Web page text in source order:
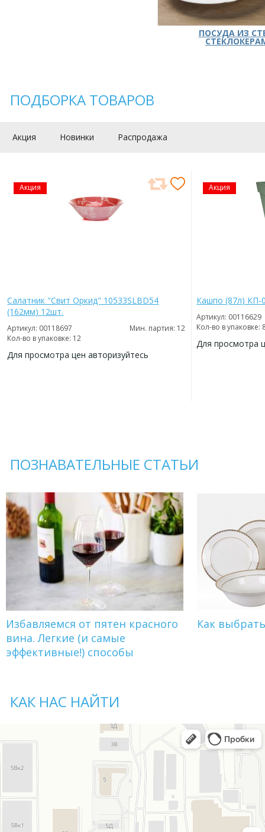
ПОСУДА ИЗ
ПОДБОРКА ТОВАРОВ
Акция Новинки Распродажа
Акция
Салатник "Свит Оркид" 10533SLBD54
(162мм) 12шт.
Артикул: 00118697
Мин. партия: 12
Кол-во в упаковке: 12
Для просмотра цен авторизуйтесь
Акция
Кашпо (87л) КП-
Артикул: 00116629
Кол-во в упаковке:
Для просмотра
ПОЗНАВАТЕЛЬНЫЕ СТАТЬИ
Избавляемся от пятен красного
вина. Легкие (и самые
эффективные!) способы
Как
КАК НАС НАЙТИ